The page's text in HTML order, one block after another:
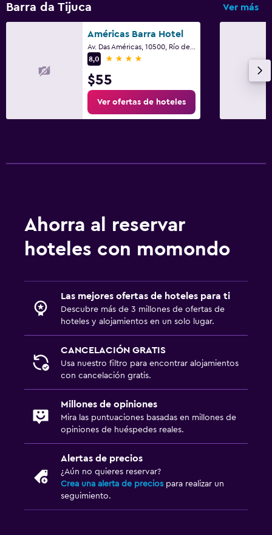
Barra da Tijuca Ver más
Américas Barra Hotel
8,0
4 estrellas
$55
Ver ofertas de hoteles
Ahorra al reservar
hoteles con momondo
Las mejores ofertas de hoteles para ti
Descubre más de 3 millones de ofertas de
hoteles y alojamientos en un solo lugar.
CANCELACIÓN GRATIS
Usa nuestro filtro para encontrar alojamientos
con cancelación gratis.
Millones de opiniones
Mira las puntuaciones basadas en millones de
opiniones de huéspedes reales.
Alertas de precios
¿Aún no quieres reservar?
Crea una alerta de precios para realizar un
seguimiento.